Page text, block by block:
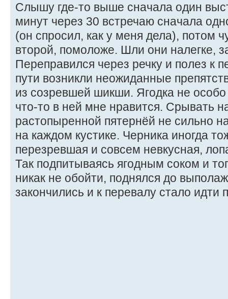
Слышу где-то выше сначала один
минут через 30 встречаю сначала
(он спросил, как у меня дела), потом
второй, помоложе. Шли они налегке,
Переправился через речку и полез к
пути возникли неожиданные
из созревшей шикши. Ягодка не особо
что-то в ней мне нравится. Срывать
растопыренной пятернёй не сильно
на каждом кустике. Черника иногда
перезревшая и совсем невкусная,
Так подпитываясь ягодным соком и
никак не обойти, поднялся до
закончились и к перевалу стало идти